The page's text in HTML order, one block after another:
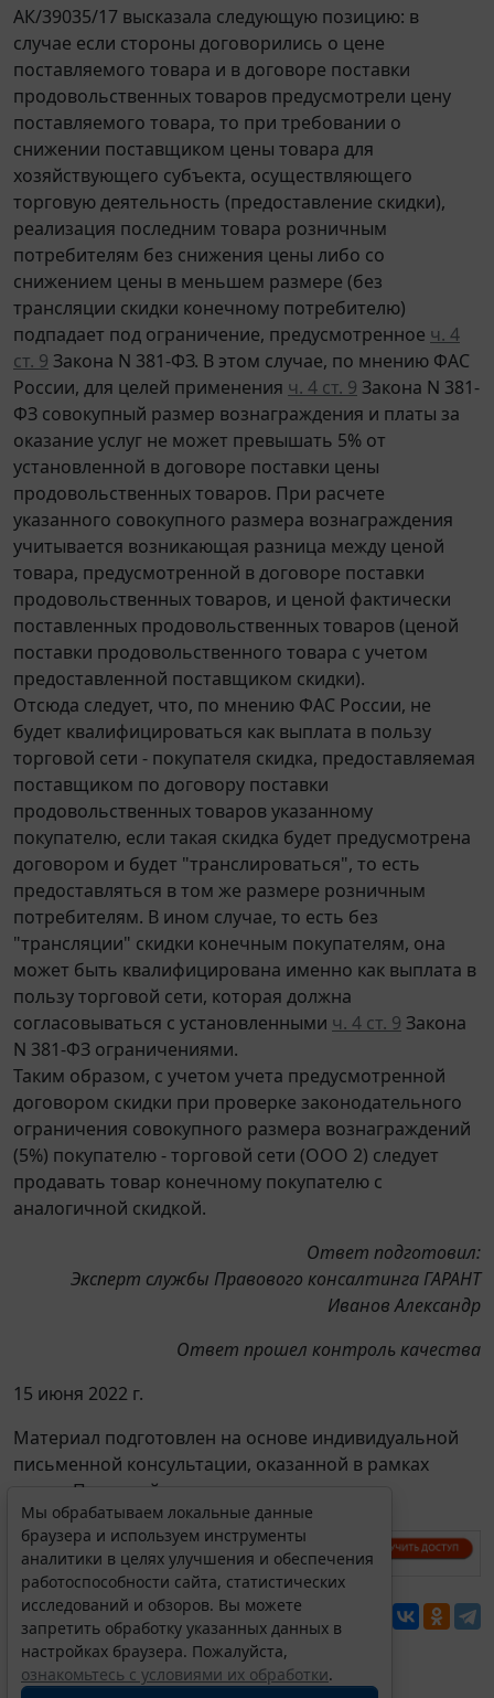
АК/39035/17 высказала следующую позицию: в
случае если стороны договорились о цене
поставляемого товара и в договоре поставки
продовольственных товаров предусмотрели цену
поставляемого товара, то при требовании о
снижении поставщиком цены товара для
хозяйствующего субъекта, осуществляющего
торговую деятельность (предоставление скидки),
реализация последним товара розничным
потребителям без снижения цены либо со
снижением цены в меньшем размере (без
трансляции скидки конечному потребителю)
подпадает под ограничение, предусмотренное ч. 4
ст. 9 Закона N 381-ФЗ. В этом случае, по мнению ФАС
России, для целей применения ч. 4 ст. 9 Закона N 381-
ФЗ совокупный размер вознаграждения и платы за
оказание услуг не может превышать 5% от
установленной в договоре поставки цены
продовольственных товаров. При расчете
указанного совокупного размера вознаграждения
учитывается возникающая разница между ценой
товара, предусмотренной в договоре поставки
продовольственных товаров, и ценой фактически
поставленных продовольственных товаров (ценой
поставки продовольственного товара с учетом
предоставленной поставщиком скидки).
Отсюда следует, что, по мнению ФАС России, не
будет квалифицироваться как выплата в пользу
торговой сети - покупателя скидка, предоставляемая
поставщиком по договору поставки
продовольственных товаров указанному
покупателю, если такая скидка будет предусмотрена
договором и будет "транслироваться", то есть
предоставляться в том же размере розничным
потребителям. В ином случае, то есть без
"трансляции" скидки конечным покупателям, она
может быть квалифицирована именно как выплата в
пользу торговой сети, которая должна
согласовываться с установленными ч. 4 ст. 9 Закона
N 381-ФЗ ограничениями.
Таким образом, с учетом учета предусмотренной
договором скидки при проверке законодательного
ограничения совокупного размера вознаграждений
(5%) покупателю - торговой сети (ООО 2) следует
продавать товар конечному покупателю с
аналогичной скидкой.
Ответ подготовил:
Эксперт службы Правового консалтинга ГАРАНТ
Иванов Александр
Ответ прошел контроль качества
15 июня 2022 г.
Материал подготовлен на основе индивидуальной
письменной консультации, оказанной в рамках
услуги Правовой консалтинг.
Перепечатка
Мы обрабатываем локальные данные
браузера и используем инструменты
аналитики в целях улучшения и обеспечения
работоспособности сайта, статистических
исследований и обзоров. Вы можете
запретить обработку указанных данных в
настройках браузера. Пожалуйста,
ознакомьтесь с условиями их обработки.